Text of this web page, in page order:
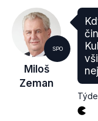
SPO
Miloš
Zeman